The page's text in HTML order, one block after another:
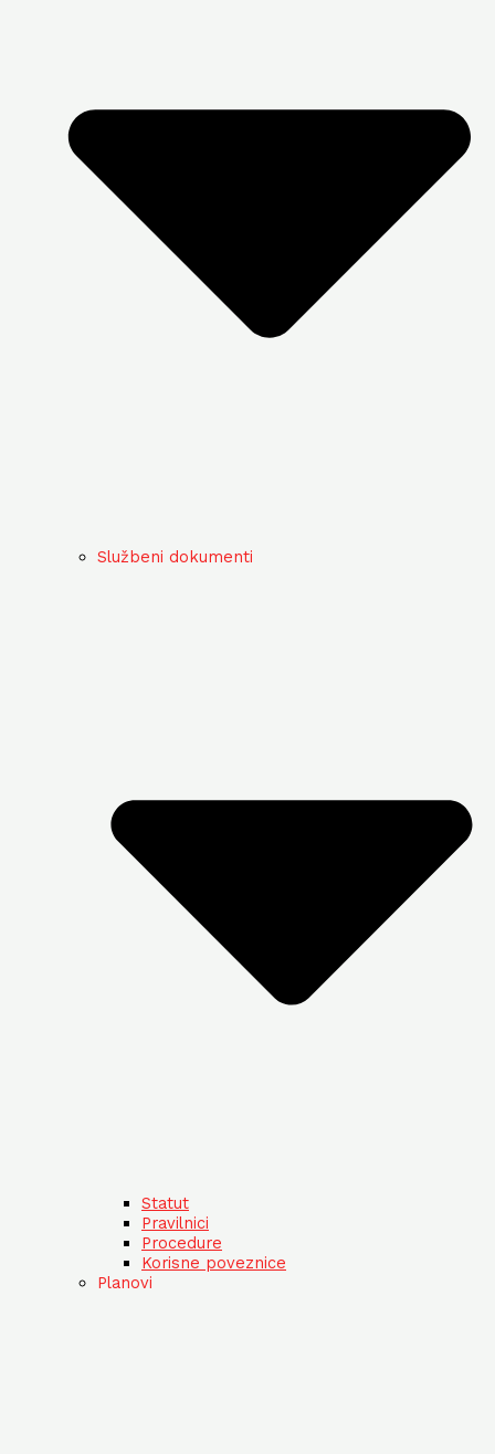
Službeni dokumenti
Statut
Pravilnici
Procedure
Korisne poveznice
Planovi